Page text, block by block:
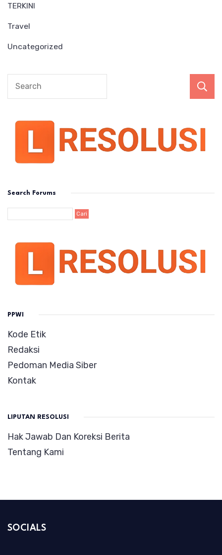
TERKINI
Travel
Uncategorized
Search Forums
PPWI
Kode Etik
Redaksi
Pedoman Media Siber
Kontak
LIPUTAN RESOLUSI
Hak Jawab Dan Koreksi Berita
Tentang Kami
SOCIALS